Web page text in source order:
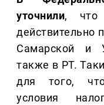
уточнили, что
действительно
Самарской и
также в РТ.
для того,
условия